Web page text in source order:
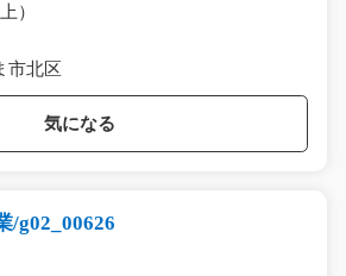
）
市北区
気になる
/g02_00626